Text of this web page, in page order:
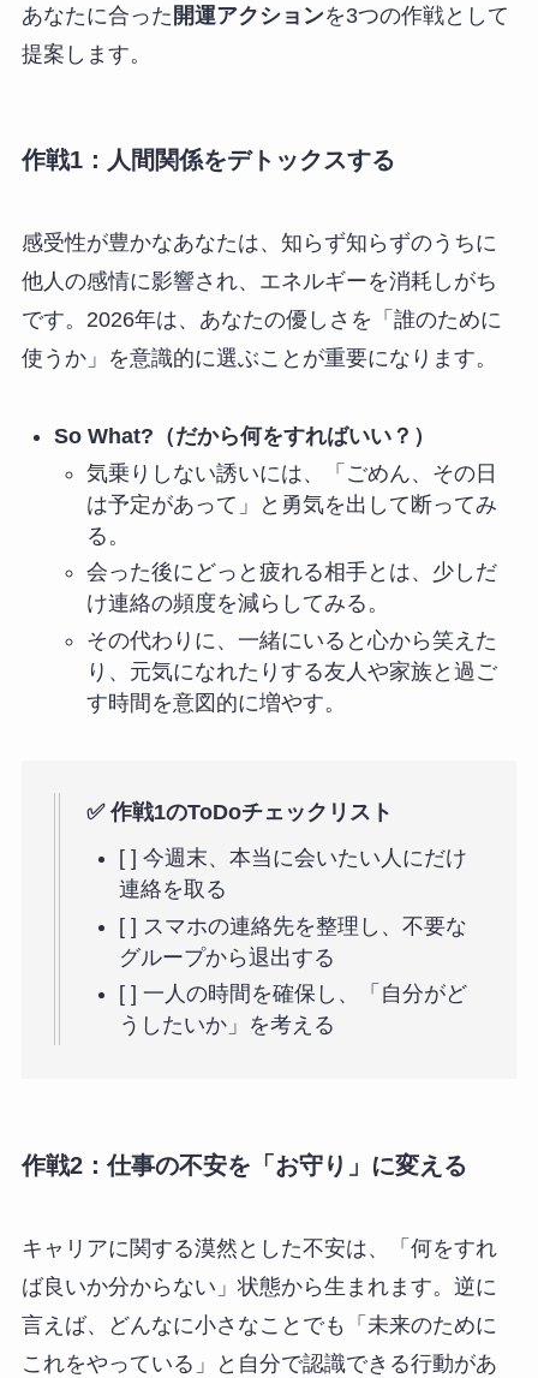
あなたに合った 開運アクションを3つの作戦として
提案します。
作戦1：人間関係をデトックスする
感受性が豊かなあなたは、知らず知らずのうちに
他人の感情に影響され、エネルギーを消耗しがち
です。2026年は、あなたの優しさを「誰のために
使うか」を意識的に選ぶことが重要になります。
So What?（だから何をすればいい？）
気乗りしない誘いには、「ごめん、その日
は予定があって」と勇気を出して断ってみ
る。
会った後にどっと疲れる相手とは、少しだ
け連絡の頻度を減らしてみる。
その代わりに、一緒にいると心から笑えた
り、元気になれたりする友人や家族と過ご
す時間を意図的に増やす。
✅ 作戦1のToDoチェックリスト
[ ] 今週末、本当に会いたい人にだけ
連絡を取る
[ ] スマホの連絡先を整理し、不要な
グループから退出する
[ ] 一人の時間を確保し、「自分がど
うしたいか」を考える
作戦2：仕事の不安を「お守り」に変える
キャリアに関する漠然とした不安は、「何をすれ
ば良いか分からない」状態から生まれます。逆に
言えば、どんなに小さなことでも「未来のために
これをやっている」と自分で認識できる行動があ